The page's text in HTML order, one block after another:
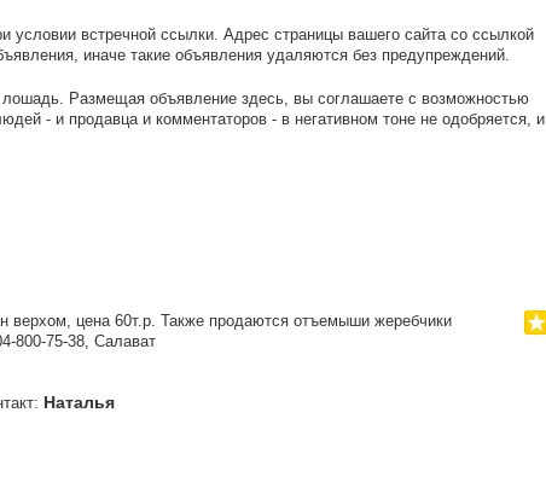
встречной ссылки. Адрес страницы вашего сайта со ссылкой
иначе такие объявления удаляются без предупреждений.
Размещая объявление здесь, вы соглашаете с возможностью
- и продавца и комментаторов - в негативном тоне не одобряется, и
верхом, цена 60т.р. Также продаются отъемыши жеребчики
800-75-38, Салават
Наталья